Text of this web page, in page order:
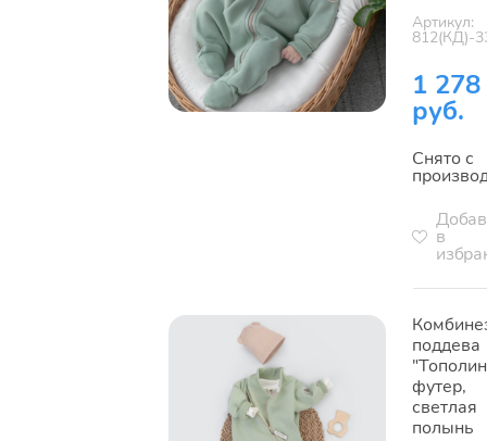
Артикул:
812(КД)-
1 278
руб.
Снято с
в
поддева
футер,
светлая
полынь